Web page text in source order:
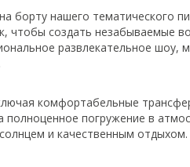
борту нашего тематического
чтобы создать незабываемые
развлекательное шоу,
комфортабельные
полноценное погружение в
и качественным отдыхом.